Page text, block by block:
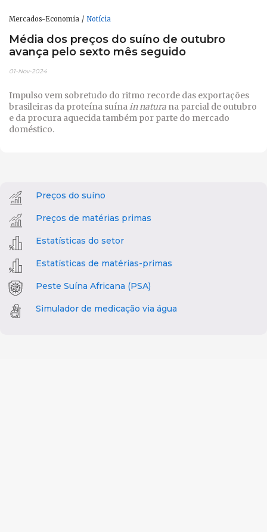
Mercados-Economia Notícia
Média dos preços do suíno de outubro
avança pelo sexto mês seguido
01-Nov-2024
Impulso vem sobretudo do ritmo recorde das exportações
brasileiras da proteína suínain natura na parcial de outubro
e da procura aquecida também por parte do mercado
doméstico.
Preços do suíno
Preços de matérias primas
Estatísticas do setor
Estatísticas de matérias-primas
Peste Suína Africana (PSA)
Simulador de medicação via água